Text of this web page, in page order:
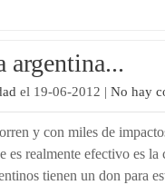
argentina...
el 19-06-2012 | No hay
y con miles de
realmente efectivo es la
tienen un don para